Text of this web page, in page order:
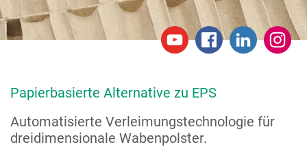
Papierbasierte Alternative zu EPS
Automatisierte Verleimungstechnologie für
dreidimensionale Wabenpolster.